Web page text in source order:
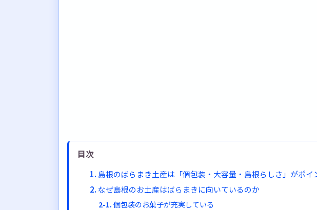
目次
島根のばらまき土産は「個包装・大容量・島根らしさ」がポイ
なぜ島根のお土産はばらまきに向いているのか
個包装のお菓子が充実している